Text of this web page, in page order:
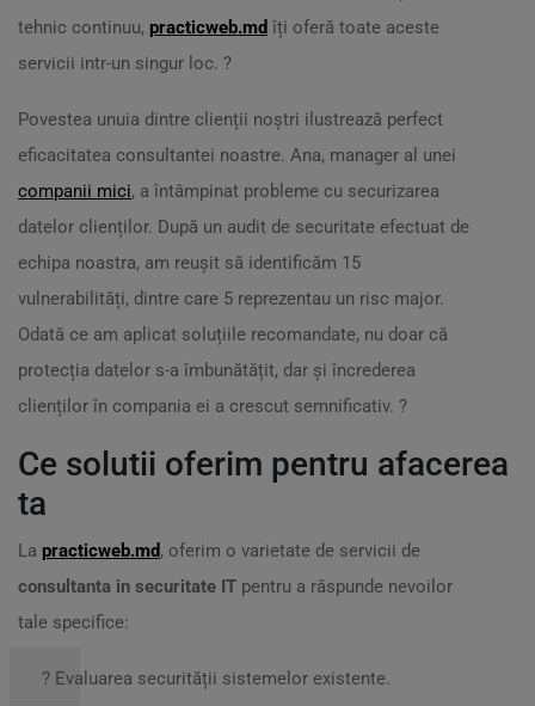
tehnic continuu, practicweb.md îți oferă toate aceste
servicii intr-un singur loc. ?
Povestea unuia dintre clienții noștri ilustrează perfect
eficacitatea consultantei noastre. Ana, manager al unei
companii mici, a întâmpinat probleme cu securizarea
datelor clienților. După un audit de securitate efectuat de
echipa noastra, am reușit să identificăm 15
vulnerabilități, dintre care 5 reprezentau un risc major.
Odată ce am aplicat soluțiile recomandate, nu doar că
protecția datelor s-a îmbunătățit, dar și încrederea
clienților în compania ei a crescut semnificativ. ?
Ce solutii oferim pentru afacerea
ta
La practicweb.md, oferim o varietate de servicii de
consultanta in securitate IT pentru a răspunde nevoilor
tale specifice:
? Evaluarea securității sistemelor existente.